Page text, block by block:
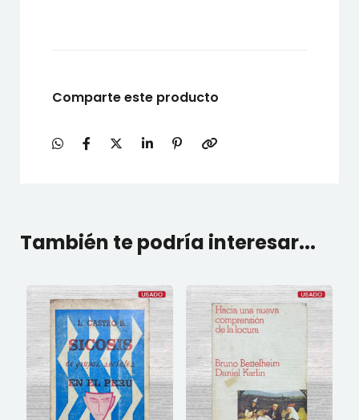
Comparte este producto
También te podría interesar...